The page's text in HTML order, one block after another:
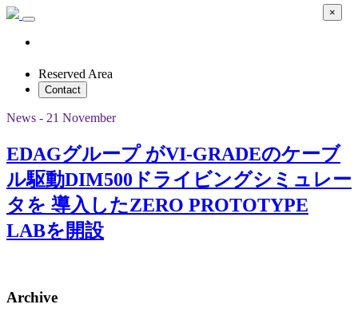
Reserved Area
Contact
News - 21 November
EDAGグループ がVI-GRADEのケーブ
ル駆動DIM500ドライビングシミュレー
タを 導入したZERO PROTOTYPE
LABを開設
Archive
×